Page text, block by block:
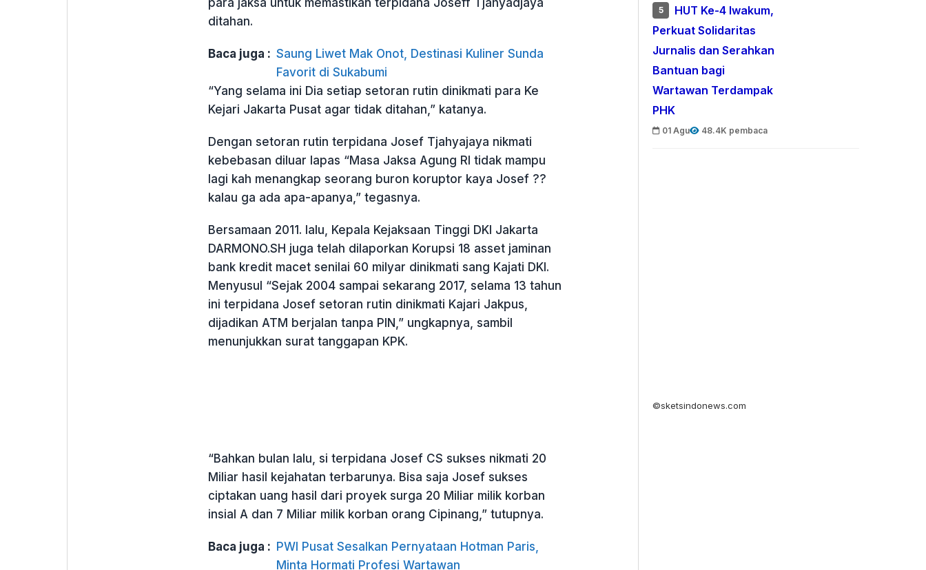
ditahan.
Baca juga : Saung Liwet Mak Onot, Destinasi Kuliner Sunda
Favorit di Sukabumi
“Yang selama ini Dia setiap setoran rutin dinikmati para Ke
Kejari Jakarta Pusat agar tidak ditahan,” katanya.
Dengan setoran rutin terpidana Josef Tjahyajaya nikmati
kebebasan diluar lapas “Masa Jaksa Agung RI tidak mampu
lagi kah menangkap seorang buron koruptor kaya Josef ??
kalau ga ada apa-apanya,” tegasnya.
Bersamaan 2011. lalu, Kepala Kejaksaan Tinggi DKI Jakarta
DARMONO.SH juga telah dilaporkan Korupsi 18 asset jaminan
bank kredit macet senilai 60 milyar dinikmati sang Kajati DKI.
Menyusul “Sejak 2004 sampai sekarang 2017, selama 13 tahun
ini terpidana Josef setoran rutin dinikmati Kajari Jakpus,
dijadikan ATM berjalan tanpa PIN,” ungkapnya, sambil
menunjukkan surat tanggapan KPK.
“Bahkan bulan lalu, si terpidana Josef CS sukses nikmati 20
Miliar hasil kejahatan terbarunya. Bisa saja Josef sukses
ciptakan uang hasil dari proyek surga 20 Miliar milik korban
insial A dan 7 Miliar milik korban orang Cipinang,” tutupnya.
Baca juga : PWI Pusat Sesalkan Pernyataan Hotman Paris,
Minta Hormati Profesi Wartawan
5
HUT Ke-4 Iwakum,
Perkuat Solidaritas
Jurnalis dan Serahkan
Bantuan bagi
Wartawan Terdampak
PHK
01 Agu 48.4K pembaca
©sketsindonews.com